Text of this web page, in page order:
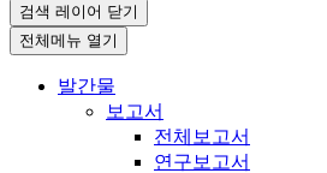
검색 레이어 닫기
전체메뉴 열기
발간물
보고서
전체보고서
연구보고서